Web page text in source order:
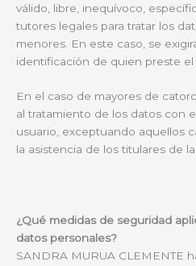
válido, libre, inequívoco,
tutores legales para tratar los
menores. En este caso, se
identificación de quien preste el
En el caso de mayores de
al tratamiento de los datos con
usuario, exceptuando aquellos
la asistencia de los titulares de
¿Qué medidas de seguridad
datos personales?
SANDRA MURUA CLEMENTE